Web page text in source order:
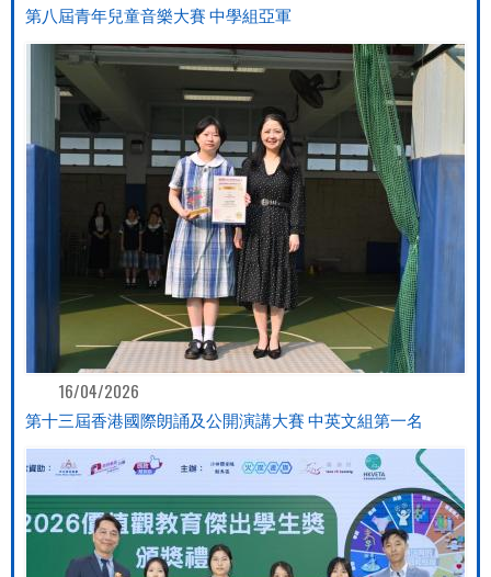
第八屆青年兒童音樂大賽 中學組亞軍
16/04/2026
第十三屆香港國際朗誦及公開演講大賽 中英文組第一名